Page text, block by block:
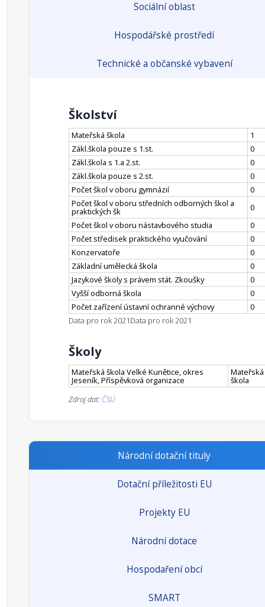
Sociální oblast
Hospodářské prostředí
Technické a občanské vybavení
Školství
Mateřská škola
1
Zákl.škola pouze s 1.st.
0
Zákl.škola s 1.a 2.st.
0
Zákl.škola pouze s 2.st.
0
Počet škol v oboru gymnázií
0
Počet škol v oboru středních odborných škol a
praktických šk
0
Počet škol v oboru nástavbového studia
0
Počet středisek praktického vyučování
0
Konzervatoře
0
Základní umělecká škola
0
Jazykové školy s právem stát. Zkoušky
0
Vyšší odborná škola
0
Počet zařízení ústavní ochranné výchovy
0
Data pro rok 2021Data pro rok 2021
Školy
Mateřská škola Velké Kunětice, okres
Jeseník, Příspěvková organizace
Mateřská
škola
Zdroj dat: ČSÚ
Národní dotační tituly
Dotační příležitosti EU
Projekty EU
Národní dotace
Hospodaření obcí
SMART